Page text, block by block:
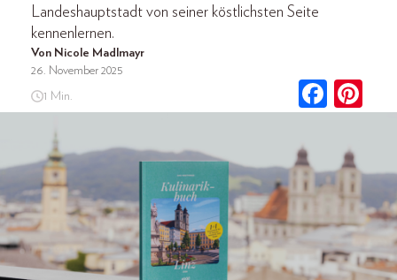
Landeshauptstadt von seiner köstlichsten Seite
kennenlernen.
Von Nicole Madlmayr
26. November 2025
1 Min.